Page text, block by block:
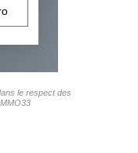
le respect des